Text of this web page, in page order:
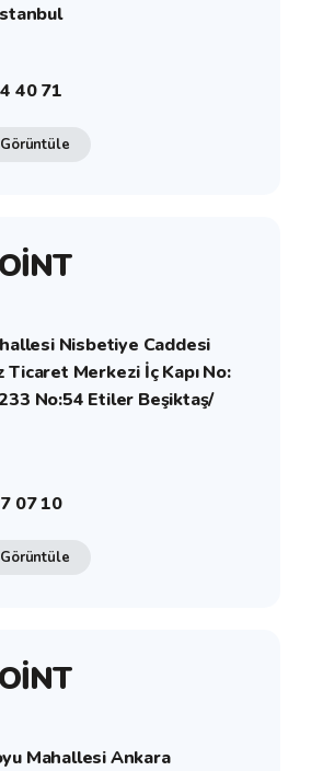
40 71
Nisbetiye Caddesi
Merkezi İç Kapı No:
No:54 Etiler Beşiktaş/
07 10
Mahallesi Ankara